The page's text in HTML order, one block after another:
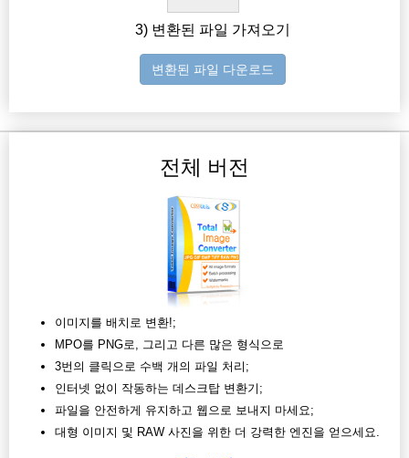
3) 변환된 파일 가져오기
변환된 파일 다운로드
전체 버전
이미지를 배치로 변환!;
MPO를 PNG로, 그리고 다른 많은 형식으로
3번의 클릭으로 수백 개의 파일 처리;
인터넷 없이 작동하는 데스크탑 변환기;
파일을 안전하게 유지하고 웹으로 보내지 마세요;
대형 이미지 및 RAW 사진을 위한 더 강력한 엔진을 얻으세요.